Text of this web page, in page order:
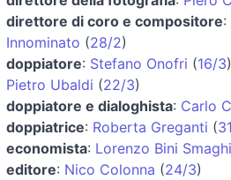
direttore di coro e compositore:
Innominato (28/2)
doppiatore: Stefano Onofri (16/3)
Pietro Ubaldi (22/3)
doppiatore e dialoghista: Carlo
doppiatrice: Roberta Greganti (
economista: Lorenzo Bini Smaghi
editore: Nico Colonna (24/3)